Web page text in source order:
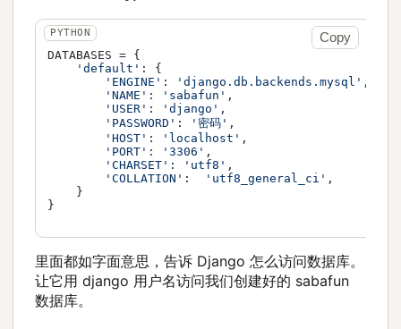
DATABASES = {
'default' : {
'ENGINE' : 'django.db.backends.mysql' ,
'NAME' : 'sabafun' ,
'USER' : 'django' ,
'PASSWORD' : '密码' ,
'HOST' : 'localhost' ,
'PORT' : '3306' ,
'CHARSET' : 'utf8' ,
'COLLATION' : 'utf8_general_ci' ,
    }
}
Copy
里面都如字面意思，告诉 Django 怎么访问数据库。
让它用 django 用户名访问我们创建好的 sabafun
数据库。